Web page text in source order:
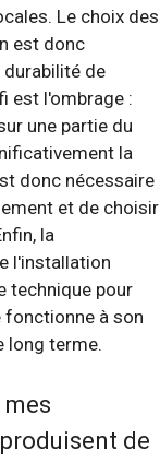
Le choix des
est donc
de
est l'ombrage :
une partie du
la
donc nécessaire
et de choisir
la
l'installation
technique pour
fonctionne à son
long terme.
de